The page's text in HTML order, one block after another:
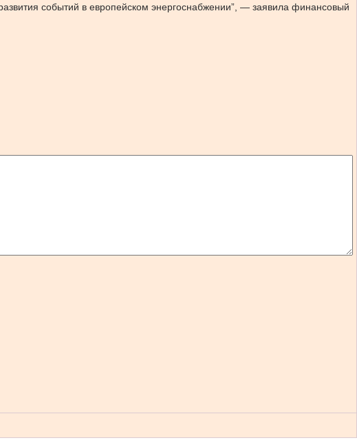
событий в европейском энергоснабжении”, — заявила финансовый